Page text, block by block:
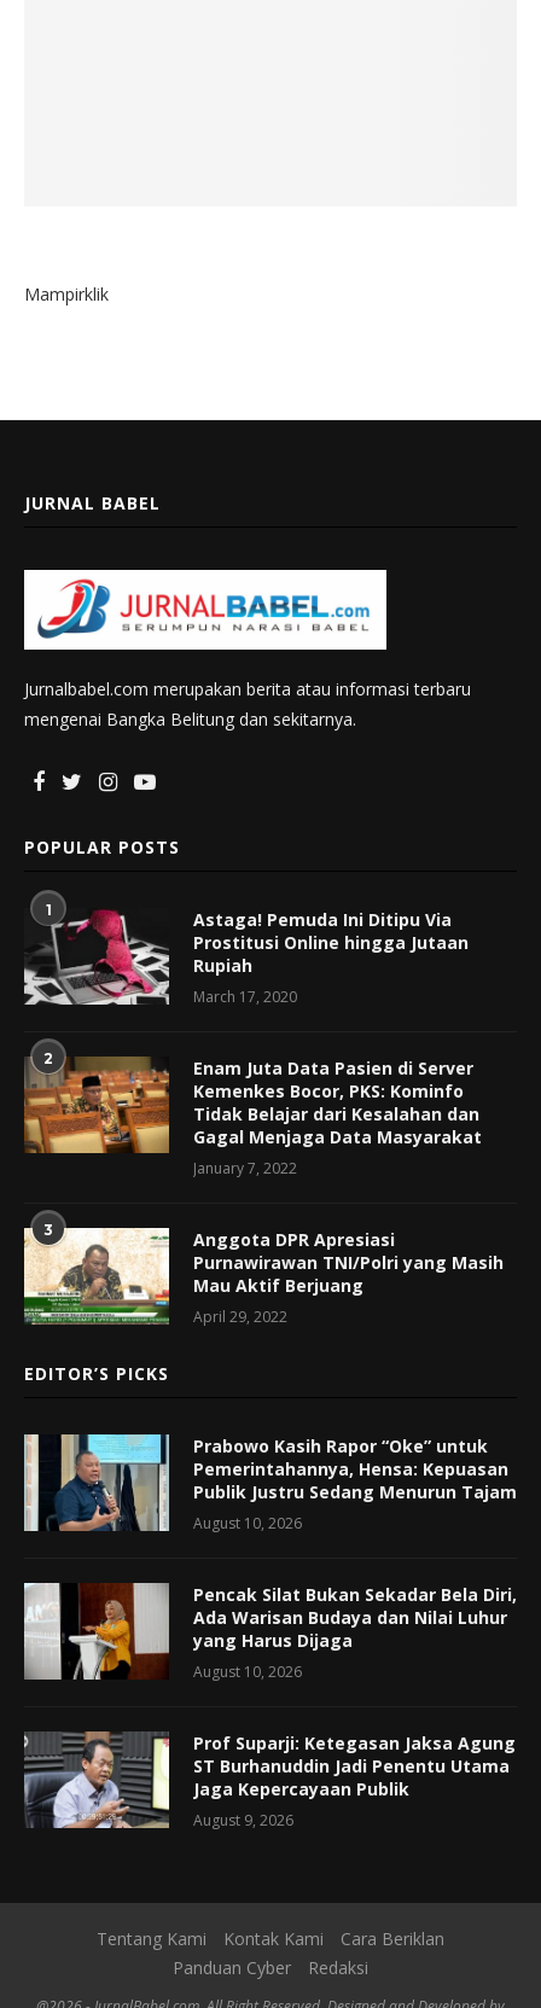
Mampirklik
JURNAL BABEL
Jurnalbabel.com merupakan berita atau informasi terbaru
mengenai Bangka Belitung dan sekitarnya.
POPULAR POSTS
1
Astaga! Pemuda Ini Ditipu Via
Prostitusi Online hingga Jutaan
Rupiah
March 17, 2020
2
Enam Juta Data Pasien di Server
Kemenkes Bocor, PKS: Kominfo
Tidak Belajar dari Kesalahan dan
Gagal Menjaga Data Masyarakat
January 7, 2022
3
Anggota DPR Apresiasi
Purnawirawan TNI/Polri yang Masih
Mau Aktif Berjuang
April 29, 2022
EDITOR’S PICKS
Prabowo Kasih Rapor “Oke” untuk
Pemerintahannya, Hensa: Kepuasan
Publik Justru Sedang Menurun Tajam
August 10, 2026
Pencak Silat Bukan Sekadar Bela Diri,
Ada Warisan Budaya dan Nilai Luhur
yang Harus Dijaga
August 10, 2026
Prof Suparji: Ketegasan Jaksa Agung
ST Burhanuddin Jadi Penentu Utama
Jaga Kepercayaan Publik
August 9, 2026
Tentang Kami Kontak Kami
Cara Beriklan
Panduan Cyber
Redaksi